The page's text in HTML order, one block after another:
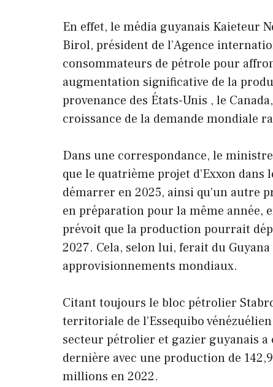
En effet, le média guyanais Kaieteur
Birol, président de l’Agence
consommateurs de pétrole pour
augmentation significative de la
provenance des États-Unis , le
croissance de la demande mondiale
Dans une correspondance, le
que le quatrième projet d’Exxon
démarrer en 2025, ainsi qu’un autre
en préparation pour la même année,
prévoit que la production pourrait
2027. Cela, selon lui, ferait du
approvisionnements mondiaux.
Citant toujours le bloc pétrolier
territoriale de l’Essequibo
secteur pétrolier et gazier guyanais a
dernière avec une production de
millions en 2022.